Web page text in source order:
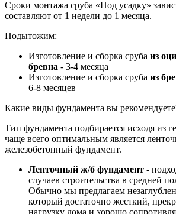
Сроки монтажа сруба «Под усадку»
составляют от 1 недели до 1 месяца.
Подытожим:
Изготовление и сборка сруба из
бревна - 3-4 месяца
Изготовление и сборка сруба из
6-8 месяцев
Какие виды фундамента вы
Тип фундамента подбирается исходя из
чаще всего оптимальным является
железобетонный фундамент.
Ленточный ж/б фундамент -
случаев строительства в средней
Обычно мы предлагаем
который достаточно жесткий,
нагрузку дома и хорошо